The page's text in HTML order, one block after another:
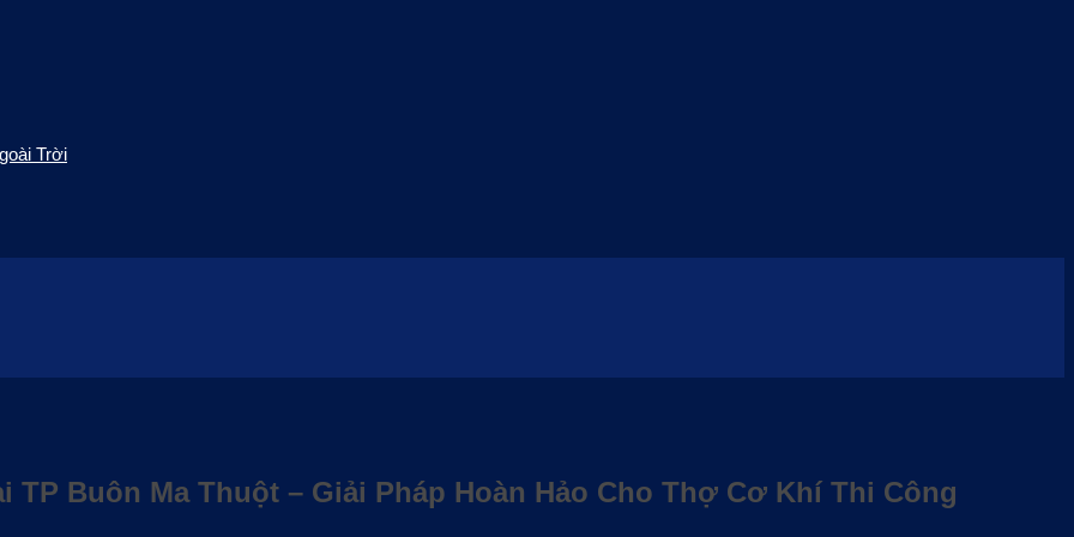
Trời
TP Buôn Ma Thuột – Giải Pháp Hoàn Hảo Cho Thợ Cơ Khí Thi Công